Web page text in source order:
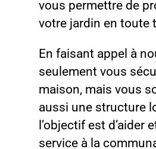
vous permettre de
votre jardin en toute
En faisant appel à
seulement vous
maison, mais vous
aussi une structure
l’objectif est d’aider
service à la